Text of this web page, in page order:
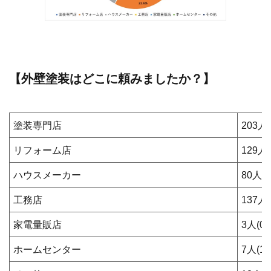
【外壁塗装はどこに頼みましたか？】
塗装専門店 203人
リフォーム店 129人
ハウスメーカー 80人
工務店 137人
家電量販店 3人
ホームセンター 7人